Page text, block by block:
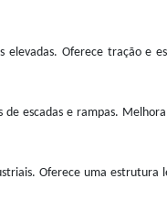
Oferece tração e
escadas e rampas.
Oferece uma